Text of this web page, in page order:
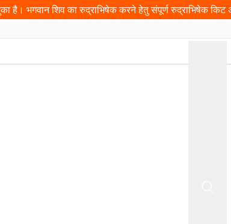
है। भगवान शिव का रुद्राभिषेक करने हेतु संपूर्ण रुद्राभिषेक